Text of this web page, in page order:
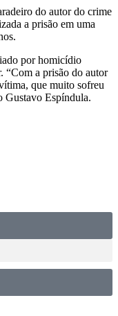
do autor do crime
a prisão em uma
por homicídio
“Com a prisão do autor
que muito sofreu
Gustavo Espíndula.